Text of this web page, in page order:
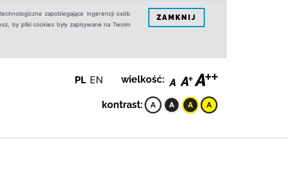
zapobiegające ingerencji osób
by pliki cookies były zapisywane na Twoim
ZAMKNIJ
PL EN wielkość:
kontrast: